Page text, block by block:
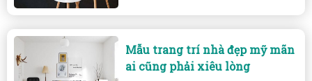
Mẫu trang trí nhà đẹp mỹ mãn
ai cũng phải xiêu lòng